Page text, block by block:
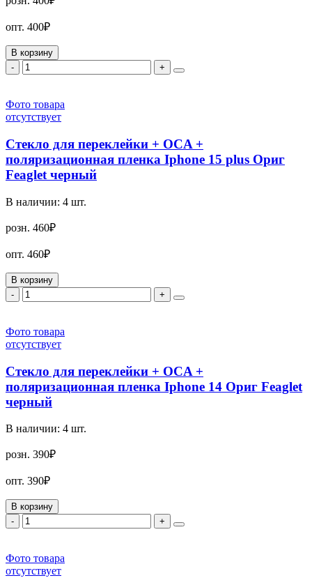
опт. 400₽
В корзину
-
+
Фото товара
отсутствует
Стекло для переклейки + OCA +
поляризационная пленка Iphone 15 plus Ориг
Feaglet черный
В наличии: 4 шт.
розн. 460₽
опт. 460₽
В корзину
-
+
Фото товара
отсутствует
Стекло для переклейки + OCA +
поляризационная пленка Iphone 14 Ориг Feaglet
черный
В наличии: 4 шт.
розн. 390₽
опт. 390₽
В корзину
-
+
Фото товара
отсутствует